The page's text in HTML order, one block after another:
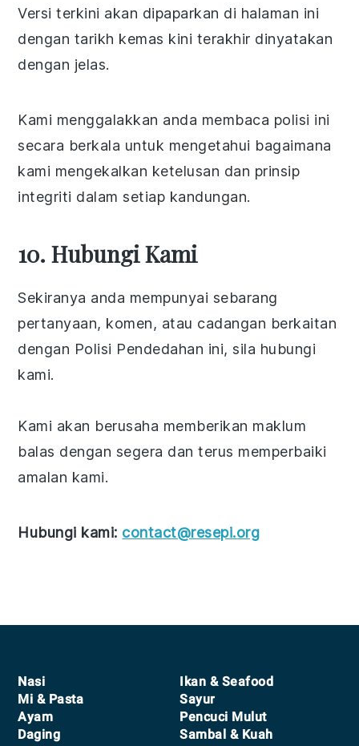
Versi terkini akan dipaparkan di halaman ini
dengan tarikh kemas kini terakhir dinyatakan
dengan jelas.
Kami menggalakkan anda membaca polisi ini
secara berkala untuk mengetahui bagaimana
kami mengekalkan ketelusan dan prinsip
integriti dalam setiap kandungan.
10. Hubungi Kami
Sekiranya anda mempunyai sebarang
pertanyaan, komen, atau cadangan berkaitan
dengan Polisi Pendedahan ini, sila hubungi
kami.
Kami akan berusaha memberikan maklum
balas dengan segera dan terus memperbaiki
amalan kami.
Hubungi kami: contact@resepi.org
Nasi
Mi & Pasta
Ayam
Daging
Ikan & Seafood
Sayur
Pencuci Mulut
Sambal & Kuah